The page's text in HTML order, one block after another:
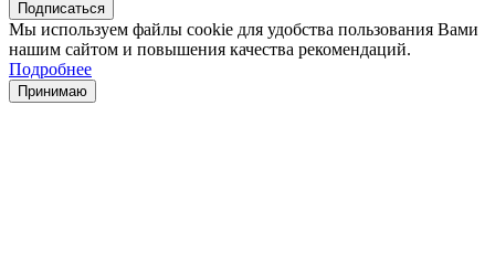
Мы используем файлы cookie для удобства пользования Вами
нашим сайтом и повышения качества рекомендаций.
Подробнее
Принимаю